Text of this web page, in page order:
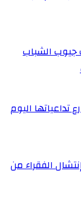
جيوب الشباب
تداعياتها اليوم
الفقراء من